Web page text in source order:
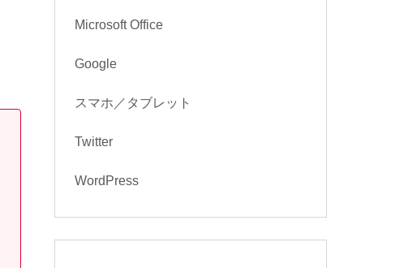
Microsoft Office
Google
スマホ／タブレット
Twitter
WordPress